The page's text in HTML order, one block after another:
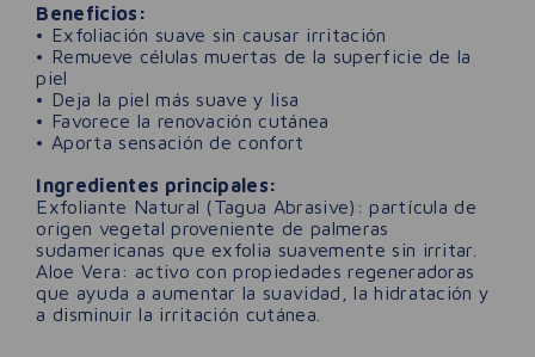
Beneficios:
• Exfoliación suave sin causar irritación
• Remueve células muertas de la superficie de la
piel
• Deja la piel más suave y lisa
• Favorece la renovación cutánea
• Aporta sensación de confort
Ingredientes principales:
Exfoliante Natural (Tagua Abrasive): partícula de
origen vegetal proveniente de palmeras
sudamericanas que exfolia suavemente sin irritar.
Aloe Vera: activo con propiedades regeneradoras
que ayuda a aumentar la suavidad, la hidratación y
a disminuir la irritación cutánea.